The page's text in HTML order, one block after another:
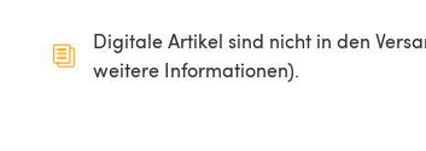
Digitale Artikel sind nicht in den
weitere Informationen).